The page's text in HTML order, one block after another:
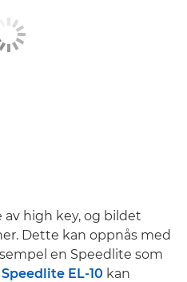
high key, og bildet
Dette kan oppnås med
en Speedlite som
EL-10 kan